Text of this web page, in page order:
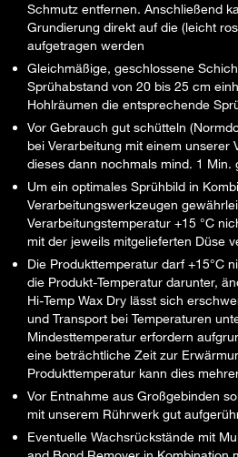
Schmutz entfernen. Anschließend
Grundierung direkt auf die (leicht
aufgetragen werden
Gleichmäßige, geschlossene
Sprühabstand von 20 bis 25 cm
Hohlräumen die entsprechende
Vor Gebrauch gut schütteln
bei Verarbeitung mit einem unserer
dieses dann nochmals mind. 1 Min.
Um ein optimales Sprühbild in
Verarbeitungswerkzeugen
Verarbeitungstemperatur +15 °C
mit der jeweils mitgelieferten Düse
Die Produkttemperatur darf +15°C
die Produkt-Temperatur darunter,
Hi-Temp Wax Dry lässt sich
und Transport bei Temperaturen
Mindesttemperatur erfordern
eine beträchtliche Zeit zur
Produkttemperatur kann dies
Vor Entnahme aus Großgebinden
mit unserem Rührwerk gut
Eventuelle Wachsrückstände mit